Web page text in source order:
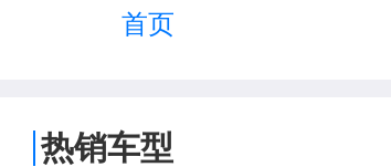
首页
热销车型